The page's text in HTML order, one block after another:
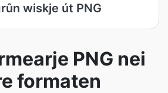
wiskje út PNG
PNG nei
formaten